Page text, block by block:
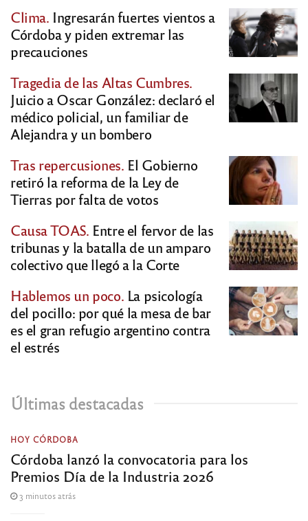
Clima. Ingresarán fuertes vientos a
Córdoba y piden extremar las
precauciones
Tragedia de las Altas Cumbres.
Juicio a Oscar González: declaró el
médico policial, un familiar de
Alejandra y un bombero
Tras repercusiones. El Gobierno
retiró la reforma de la Ley de
Tierras por falta de votos
Causa TOAS. Entre el fervor de las
tribunas y la batalla de un amparo
colectivo que llegó a la Corte
Hablemos un poco. La psicología
del pocillo: por qué la mesa de bar
es el gran refugio argentino contra
el estrés
Últimas destacadas
HOY CÓRDOBA
Córdoba lanzó la convocatoria para los
Premios Día de la Industria 2026
3 minutos atrás